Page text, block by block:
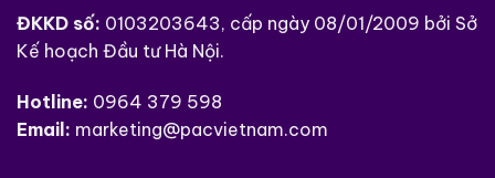
vực khác.
Máy chà nhám3m ROS 20317
mang lại hiệu suất vượt trội mà còn đảm bảo
ĐKKD số: 0103203643, cấp ngày 08/01/2009 bởi Sở
Kế hoạch Đầu tư Hà Nội.
Hotline: 0964 379 598
Email: marketing@pacvietnam.com